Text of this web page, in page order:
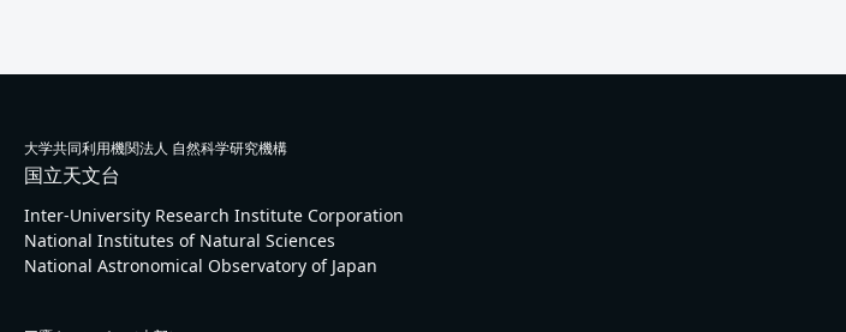
大学共同利用機関法人 自然科学研究機構
国立天文台
Inter-University Research Institute Corporation
National Institutes of Natural Sciences
National Astronomical Observatory of Japan